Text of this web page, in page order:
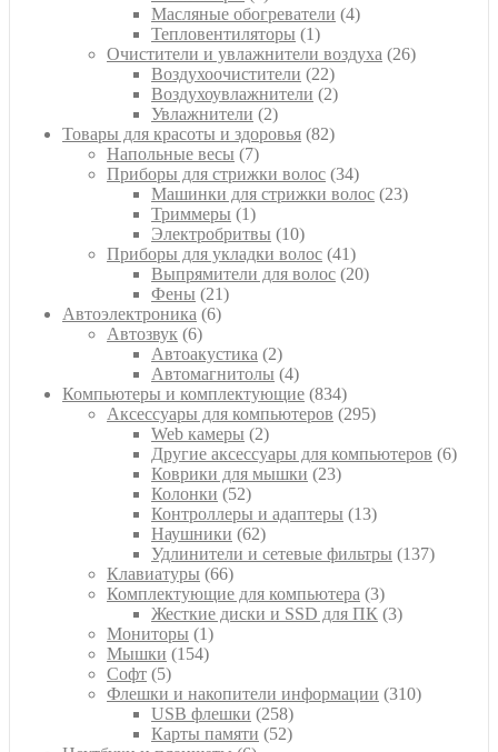
товара
Масляные обогреватели 44
Тепловентиляторы 11
товар
Очистители и увлажнители воздуха 2626
Воздухоочистители 2222
товара
Воздухоувлажнители 22
Увлажнители 22
товара
Товары для красоты и здоровья 8282
Напольные весы 77
товаров
Приборы для стрижки волос 3434
товара
Машинки для стрижки волос 2323
Триммеры 11
товар
Электробритвы 1010
товаров
Приборы для укладки волос 4141
товар
Выпрямители для волос 2020
Фены 2121
Автоэлектроника 66
Автозвук 66
товаров
Автоакустика 22
товара
Автомагнитолы 44
товара
Компьютеры и комплектующие 834834
товара
Аксессуары для компьютеров 295295
Web камеры 22
товара
Другие аксессуары для компьютеров 66
Коврики для мышки 2323
Колонки 5252
товара
Контроллеры и адаптеры 1313
Наушники 6262
товара
Удлинители и сетевые фильтры 137137
Клавиатуры 6666
товаров
Комплектующие для компьютера 33
товара
Жесткие диски и SSD для ПК 33
Мониторы 11
товар
Мышки 154154
Софт 55
товаров
Флешки и накопители информации 310310
USB флешки 258258
товаров
Карты памяти 5252